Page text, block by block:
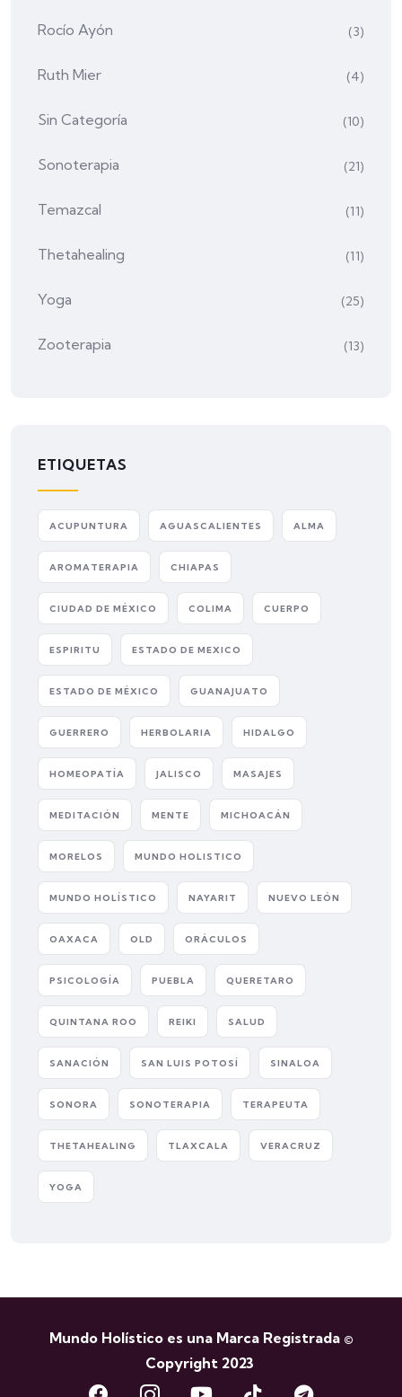
Rocío Ayón (3)
Ruth Mier (4)
Sin Categoría (10)
Sonoterapia (21)
Temazcal (11)
Thetahealing (11)
Yoga (25)
Zooterapia (13)
ETIQUETAS
ACUPUNTURA AGUASCALIENTES ALMA
AROMATERAPIA CHIAPAS
CIUDAD DE MÉXICO COLIMA CUERPO
ESPIRITU ESTADO DE MEXICO
ESTADO DE MÉXICO GUANAJUATO
GUERRERO HERBOLARIA HIDALGO
HOMEOPATÍA JALISCO MASAJES
MEDITACIÓN MENTE MICHOACÁN
MORELOS MUNDO HOLISTICO
MUNDO HOLÍSTICO NAYARIT NUEVO LEÓN
OAXACA OLD ORÁCULOS
PSICOLOGÍA PUEBLA QUERETARO
QUINTANA ROO REIKI SALUD
SANACIÓN SAN LUIS POTOSÍ SINALOA
SONORA SONOTERAPIA TERAPEUTA
THETAHEALING TLAXCALA VERACRUZ
YOGA
Mundo Holístico es una Marca Registrada ©
Copyright 2023